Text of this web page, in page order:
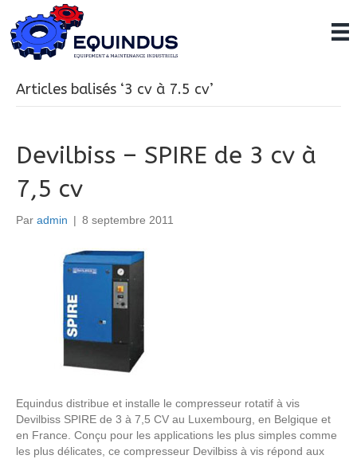
Articles balisés ‘3 cv à 7.5 cv’
Devilbiss – SPIRE de 3 cv à
7,5 cv
Par admin | 8 septembre 2011
Equindus distribue et installe le compresseur rotatif à vis
Devilbiss SPIRE de 3 à 7,5 CV au Luxembourg, en Belgique et
en France. Conçu pour les applications les plus simples comme
les plus délicates, ce compresseur Devilbiss à vis répond aux